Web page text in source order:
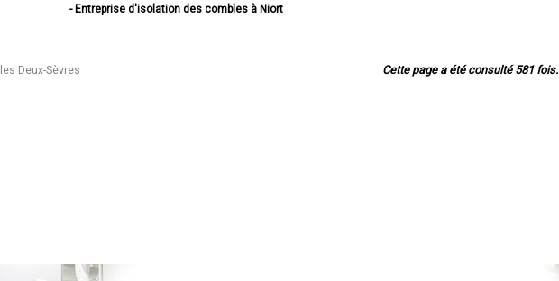
- Entreprise d'isolation des combles à Niort
- Entreprise d'isolation des combles à Mauléon
- Entreprise d'isolation des combles à Vouillé
Cette page a été consulté 581 fois.
Deux-Sèvres